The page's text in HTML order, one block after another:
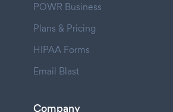
POWR Business
Plans & Pricing
HIPAA Forms
Email Blast
Company